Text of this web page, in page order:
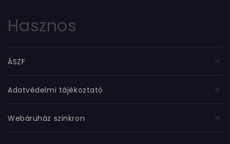
Hasznos
ÁSZF
Adatvédelmi tájékoztató
Webáruház szinkron